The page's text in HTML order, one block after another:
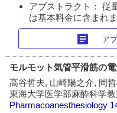
アブストラクト： 従
は基本料金に含まれま
article ア
モルモット気管平滑筋の
高谷哲夫, 山崎陽之介, 岡
東海大学医学部麻酔科学
Pharmacoanesthesiology